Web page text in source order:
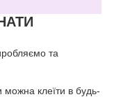
та
можна клеїти в будь-